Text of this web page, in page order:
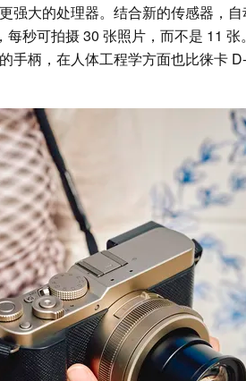
强大的处理器。结合新的传感器，
每秒可拍摄 30 张照片，而不是 11
手柄，在人体工程学方面也比徕卡 D-